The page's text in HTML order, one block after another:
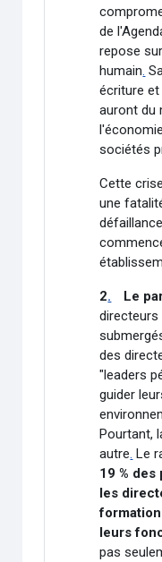
de
repose
humain.
écriture
auront du
sociétés
Cette
une
2. Le
des
"leaders
guider
Pourtant,
autre. Le
19 %
les
leurs
pas